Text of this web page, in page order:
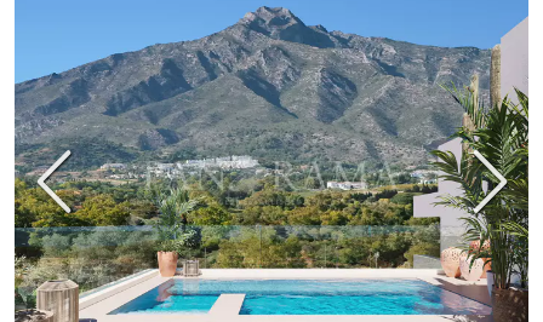
Anterior